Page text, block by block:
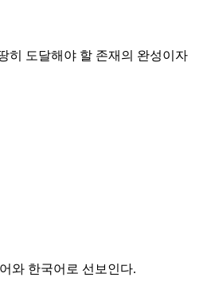
히 도달해야 할 존재의 완성이자
와 한국어로 선보인다.